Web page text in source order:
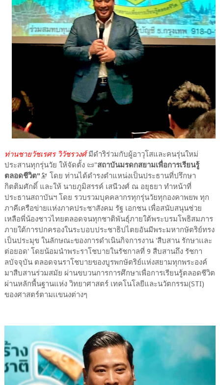
ท่านชายวัชเรศร วิวัชรวงศ์มีดำริร่วมกับผู้อาวุโสและคนรุ่นใหม่
ประสานทุกรุ่นวัย ให้จัดตั้ง 📜"สถาบันมรดกสยามเพื่อการเรียนรู้
ตลอดชีวิต"🔭 โดย ท่านได้ดำรงตำแหน่งเป็นประธานที่ปรึกษา
กิตติมศักดิ์ และให้ นายภูมิสรรค์ เสนีวงศ์ ณ อยุธยา ทำหน้าที่
ประธานสถาบันฯ โดย รวบรวมบุคคลากรทุกรุ่นวัยทุกองคาพยพ ทุก
ภาคีเครือข่ายเเห่งภาคประชาสังคม รัฐ เอกชน เพื่อสนับสนุนช่วย
เหลือพี่น้องชาวไทยตลอดจนทุกชาติพันธุ์ภายใต้พระบรมโพธิสมภาร
ภายใต้การปกครองในระบอบประชาธิปไตยอันมีพระมหากษัตริย์ทรง
เป็นประมุข ในลักษณะของการดำเนินกิจการงาน 'สืบสาน รักษาเเละ
ต่อยอด' โดยน้อมนำพระราโชบายในรัชกาลที่ 9 สืบสานถึง รัชกา
ลบัจจุบัน ตลอดจนราโชบายของบูรพกษัตริย์เเห่งสยามทุกพระองค์
มาสืบสานร่วมสมัย ผ่านขบวนการการศึกษาเพื่อการเรียนรู้ตลอดชีวิต
ผ่านหลักพื้นฐานแห่ง วิทยาศาสตร์ เทคโนโลยีและนวัตกรรม(STI)
ของศาสตร์ตามเเขนงต่างๆ